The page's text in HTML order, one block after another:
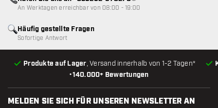
•140.000+ Bewertungen
Produkte auf Lager, Versand innerhalb von 1-2 Tagen*
Häufig gestellte Fragen
Sofortige Antwort
An Werktagen erreichbar von 08:00 - 19:00
MELDEN SIE SICH FÜR UNSEREN NEWSLETTER AN